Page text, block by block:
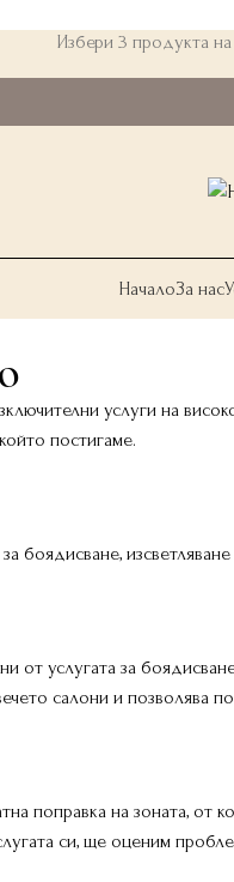
Избери 3 продукта
НачалоЗа нас
услуги на
постигаме.
боядисване,
от услугата за
салони и позволява
поправка на зоната,
си, ще оценим